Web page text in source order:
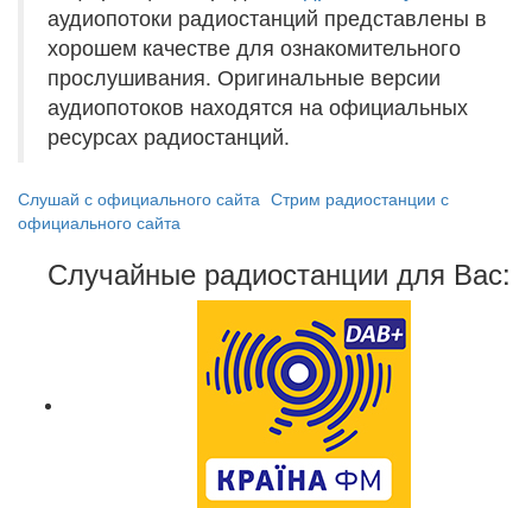
аудиопотоки радиостанций представлены в
хорошем качестве для ознакомительного
прослушивания. Оригинальные версии
аудиопотоков находятся на официальных
ресурсах радиостанций.
Слушай с официального сайта Стрим радиостанции с
официального сайта
Случайные радиостанции для Вас: